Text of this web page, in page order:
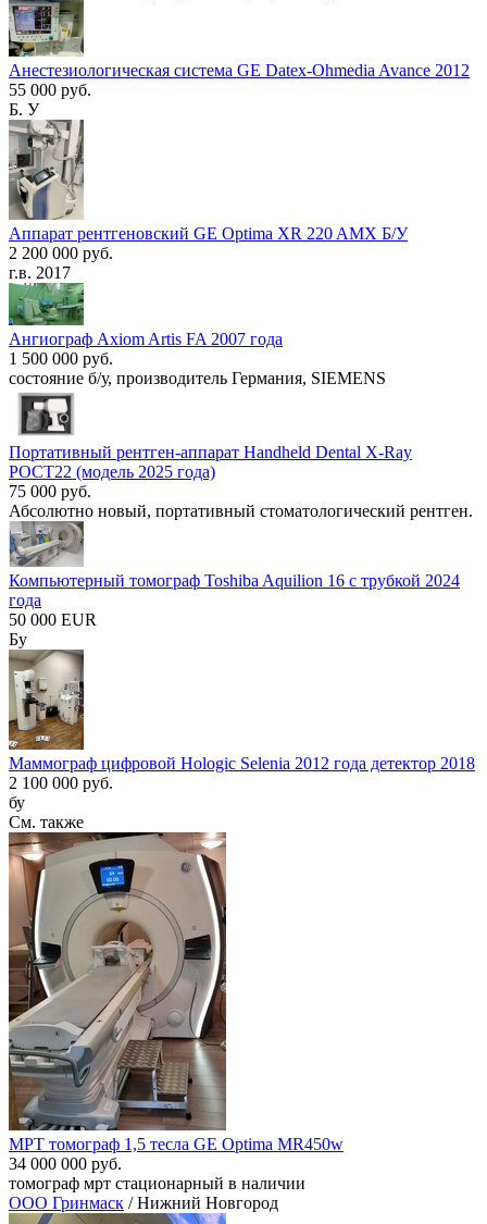
Анестезиологическая система GE Datex-Ohmedia Avance 2012
55 000 руб.
Б. У
Аппарат рентгеновский GE Optima XR 220 AMX Б/У
2 200 000 руб.
г.в. 2017
Ангиограф Axiom Artis FA 2007 года
1 500 000 руб.
состояние б/у, производитель Германия, SIEMENS
Портативный рентген-аппарат Handheld Dental X-Ray
POCT22 (модель 2025 года)
75 000 руб.
Абсолютно новый, портативный стоматологический рентген.
Компьютерный томограф Toshiba Aquilion 16 с трубкой 2024
года
50 000 EUR
Бу
Маммограф цифровой Hologic Selenia 2012 года детектор 2018
2 100 000 руб.
бу
См. также
МРТ томограф 1,5 тесла GE Optima MR450w
34 000 000 руб.
томограф мрт стационарный в наличии
ООО Гринмаск / Нижний Новгород